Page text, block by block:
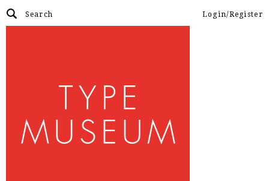
Login/Register